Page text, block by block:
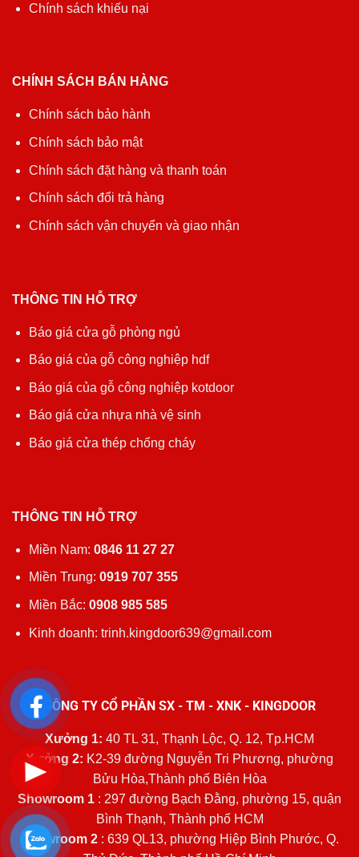
Chính sách khiếu nại
CHÍNH SÁCH BÁN HÀNG
Chính sách bảo hành
Chính sách bảo mật
Chính sách đặt hàng và thanh toán
Chính sách đổi trả hàng
Chính sách vận chuyển và giao nhận
THÔNG TIN HỖ TRỢ
Báo giá cửa gỗ phòng ngủ
Báo giá của gỗ công nghiệp hdf
Báo giá của gỗ công nghiệp kotdoor
Báo giá cửa nhựa nhà vệ sinh
Báo giá cửa thép chống cháy
THÔNG TIN HỖ TRỢ
Miền Nam: 0846 11 27 27
Miền Trung: 0919 707 355
Miền Bắc: 0908 985 585
Kinh doanh: trinh.kingdoor639@gmail.com
CÔNG TY CỔ PHẦN SX - TM - XNK - KINGDOOR
Xưởng 1: 40 TL 31, Thạnh Lộc, Q. 12, Tp.HCM
Xưởng 2: K2-39 đường Nguyễn Tri Phương, phường
Bửu Hòa,Thành phố Biên Hòa
Showroom 1 : 297 đường Bạch Đằng, phường 15, quận
Bình Thạnh, Thành phố HCM
Showroom 2: 639 QL13, phường Hiệp Bình Phước, Q.